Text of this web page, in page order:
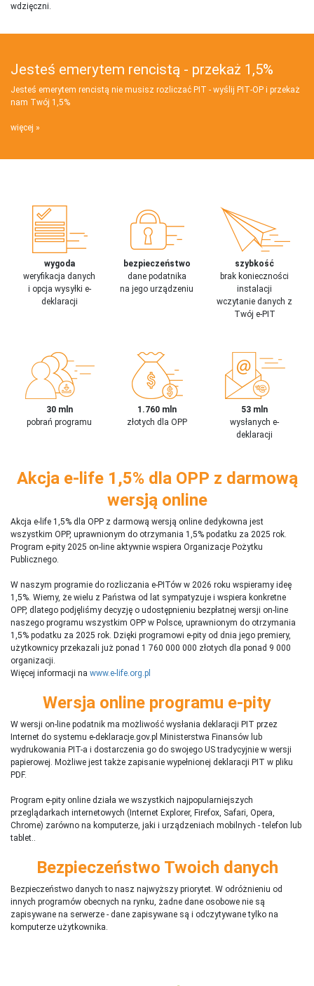
wdzięczni.
Jesteś emerytem rencistą - przekaż 1,5%
Jesteś emerytem rencistą nie musisz rozliczać PIT - wyślij PIT‑OP i przekaż
nam Twój 1,5%
więcej
wygoda
weryfikacja danych
i opcja wysyłki e-
deklaracji
bezpieczeństwo
dane podatnika
na jego urządzeniu
szybkość
brak konieczności
instalacji
wczytanie danych z
Twój e-PIT
30 mln
pobrań programu
1.760 mln
złotych dla OPP
53 mln
wysłanych e-
deklaracji
Akcja e-life 1,5% dla OPP z darmową
wersją online
Akcja e-life 1,5% dla OPP z darmową wersją online dedykowna jest
wszystkim OPP, uprawnionym do otrzymania 1,5% podatku za 2025 rok.
Program e-pity 2025 on-line aktywnie wspiera Organizacje Pożytku
Publicznego.
W naszym programie do rozliczania e-PITów w 2026 roku wspieramy ideę
1,5%. Wiemy, że wielu z Państwa od lat sympatyzuje i wspiera konkretne
OPP, dlatego podjęliśmy decyzję o udostępnieniu bezpłatnej wersji on-line
naszego programu wszystkim OPP w Polsce, uprawnionym do otrzymania
1,5% podatku za 2025 rok. Dzięki programowi e-pity od dnia jego premiery,
użytkownicy przekazali już ponad 1 760 000 000 złotych dla ponad 9 000
organizacji.
Więcej informacji na www.e-life.org.pl
Wersja online programu e-pity
W wersji on-line podatnik ma możliwość wysłania deklaracji PIT przez
Internet do systemu e-deklaracje.gov.pl Ministerstwa Finansów lub
wydrukowania PIT-a i dostarczenia go do swojego US tradycyjnie w wersji
papierowej. Możliwe jest także zapisanie wypełnionej deklaracji PIT w pliku
PDF.
Program e-pity online działa we wszystkich najpopularniejszych
przeglądarkach internetowych (Internet Explorer, Firefox, Safari, Opera,
Chrome) zarówno na komputerze, jaki i urządzeniach mobilnych - telefon lub
tablet..
Bezpieczeństwo Twoich danych
Bezpieczeństwo danych to nasz najwyższy priorytet. W odróżnieniu od
innych programów obecnych na rynku, żadne dane osobowe nie są
zapisywane na serwerze - dane zapisywane są i odczytywane tylko na
komputerze użytkownika.